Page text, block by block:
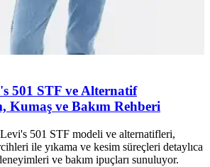
501 STF ve Alternatif
Kumaş ve Bakım Rehberi
501 STF modeli ve alternatifleri,
ile yıkama ve kesim süreçleri detaylıca
ve bakım ipuçları sunuluyor.